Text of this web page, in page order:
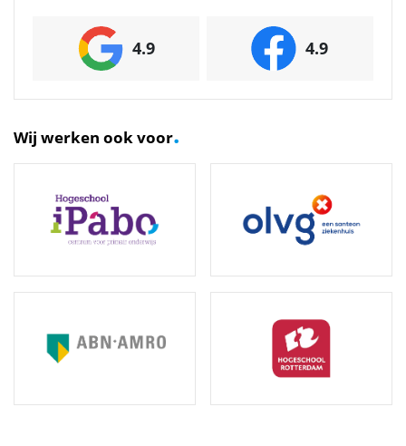
4.9 4.9
Wij werken ook voor.